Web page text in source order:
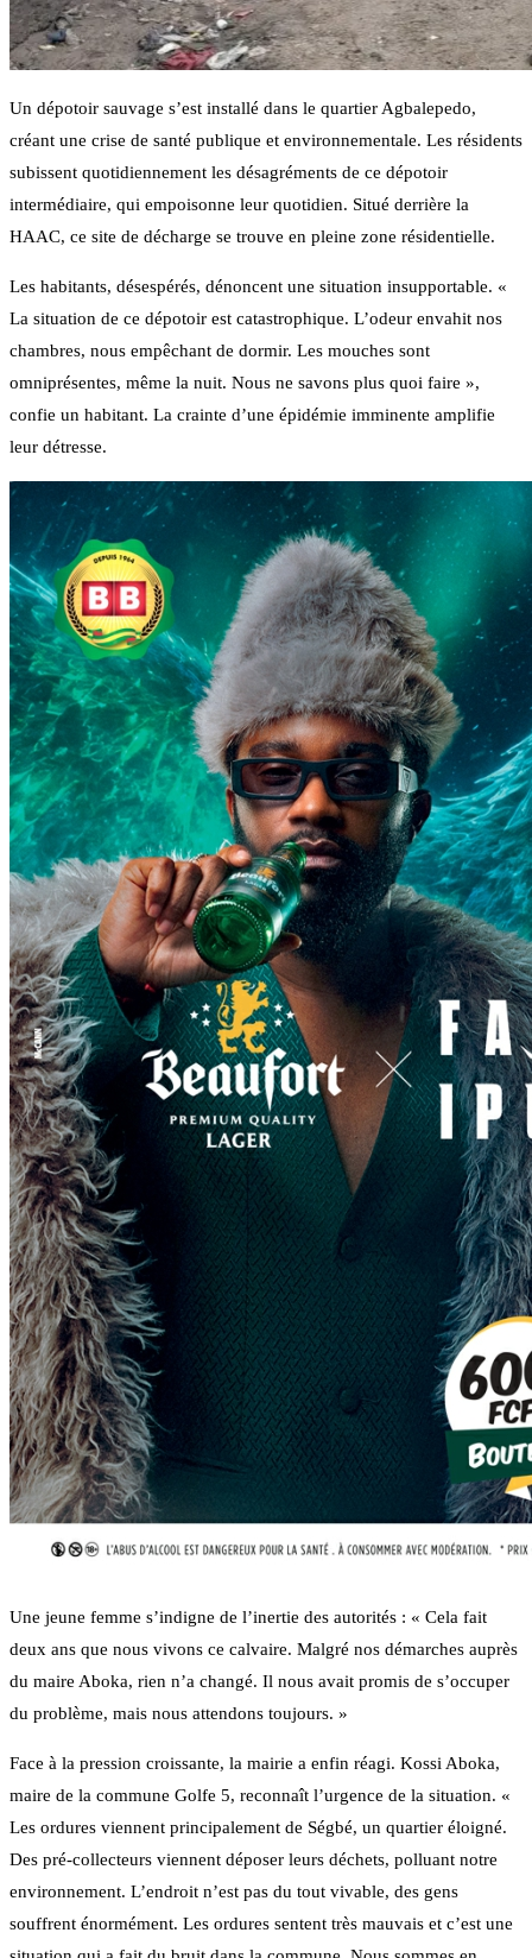
Un dépotoir sauvage s’est installé dans le quartier Agbalepedo,
créant une crise de santé publique et environnementale. Les résidents
subissent quotidiennement les désagréments de ce dépotoir
intermédiaire, qui empoisonne leur quotidien. Situé derrière la
HAAC, ce site de décharge se trouve en pleine zone résidentielle.
Les habitants, désespérés, dénoncent une situation insupportable. «
La situation de ce dépotoir est catastrophique. L’odeur envahit nos
chambres, nous empêchant de dormir. Les mouches sont
omniprésentes, même la nuit. Nous ne savons plus quoi faire »,
confie un habitant. La crainte d’une épidémie imminente amplifie
leur détresse.
Une jeune femme s’indigne de l’inertie des autorités : « Cela fait
deux ans que nous vivons ce calvaire. Malgré nos démarches auprès
du maire Aboka, rien n’a changé. Il nous avait promis de s’occuper
du problème, mais nous attendons toujours. »
Face à la pression croissante, la mairie a enfin réagi. Kossi Aboka,
maire de la commune Golfe 5, reconnaît l’urgence de la situation. «
Les ordures viennent principalement de Ségbé, un quartier éloigné.
Des pré-collecteurs viennent déposer leurs déchets, polluant notre
environnement. L’endroit n’est pas du tout vivable, des gens
souffrent énormément. Les ordures sentent très mauvais et c’est une